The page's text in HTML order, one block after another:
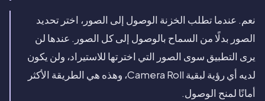
نعم. عندما تطلب الخزنة الوصول إلى الصور، اختر تحديد
الصور بدلًا من السماح بالوصول إلى كل الصور. عندها لن
يرى التطبيق سوى الصور التي اخترتها للاستيراد، ولن يكون
لديه أي رؤية لبقية Camera Roll، وهذه هي الطريقة الأكثر
أمانًا لمنح الوصول.